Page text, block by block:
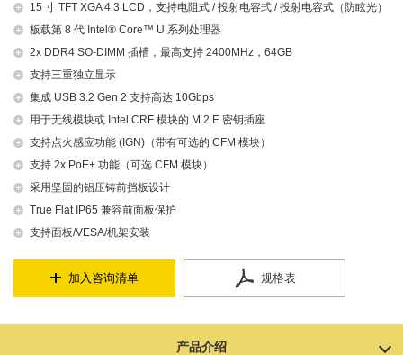
15 寸 TFT XGA 4:3 LCD，支持电阻式 / 投射电容式 / 投射电容式（防眩光）
板载第 8 代 Intel® Core™ U 系列处理器
2x DDR4 SO-DIMM 插槽，最高支持 2400MHz，64GB
支持三重独立显示
集成 USB 3.2 Gen 2 支持高达 10Gbps
用于无线模块或 Intel CRF 模块的 M.2 E 密钥插座
支持点火感应功能 (IGN)（带有可选的 CFM 模块）
支持 2x PoE+ 功能（可选 CFM 模块）
采用坚固的铝压铸前挡板设计
True Flat IP65 兼容前面板保护
支持面板/VESA/机架安装
加入咨询清单 规格表
产品介绍